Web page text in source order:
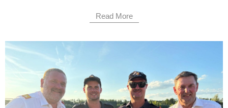
Read More